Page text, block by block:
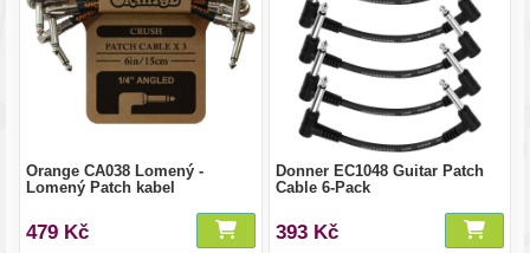
Orange CA038 Lomený -
Lomený Patch kabel
479 Kč
Donner EC1048 Guitar Patch
Cable 6-Pack
393 Kč